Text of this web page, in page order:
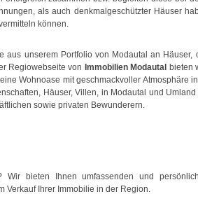
als auch denkmalgeschützter Häuser
können.
aus unserem Portfolio von Modautal an Häuser,
Regiowebseite von Immobilien Modautal bieten
Wohnoase mit geschmackvoller Atmosphäre
Häuser, Villen, in Modautal und
sowie privaten Bewunderern.
bieten Ihnen umfassenden und
Verkauf Ihrer Immobilie in der Region.